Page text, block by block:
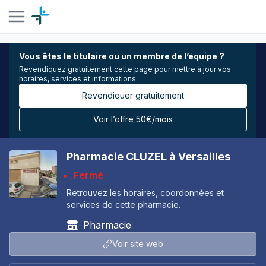
Vous êtes le titulaire ou un membre de l’équipe ?
Revendiquez gratuitement cette page pour mettre à jour vos
horaires, services et informations.
Revendiquer gratuitement
Voir l’offre 50€/mois
Pharmacie CLUZEL à Versailles
Fermé
Retrouvez les horaires, coordonnées et
services de cette pharmacie.
Pharmacie
Voir site web